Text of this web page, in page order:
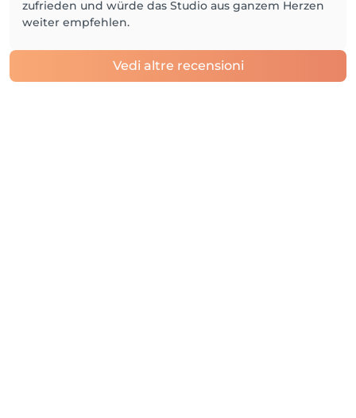
zufrieden und würde das Studio aus ganzem Herzen
weiter empfehlen.
Vedi altre recensioni